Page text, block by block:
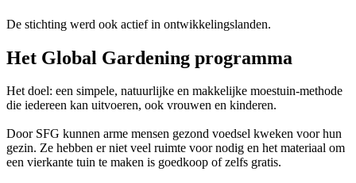
De stichting werd ook actief in ontwikkelingslanden.
Het Global Gardening programma
Het doel: een simpele, natuurlijke en makkelijke moestuin-methode
die iedereen kan uitvoeren, ook vrouwen en kinderen.
Door SFG kunnen arme mensen gezond voedsel kweken voor hun
gezin. Ze hebben er niet veel ruimte voor nodig en het materiaal om
een vierkante tuin te maken is goedkoop of zelfs gratis.